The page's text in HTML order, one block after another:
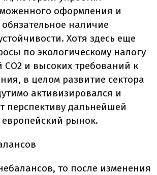
оформления и
обязательное наличие
Хотя здесь еще
по экологическому налогу
и высоких требований к
в целом развитие сектора
активизировался и
перспективу дальнейшей
рынок.
то после изменения